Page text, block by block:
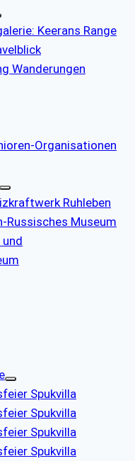
Keerans Range
Wanderungen
Organisationen
Ruhleben
Russisches Museum
Spukvilla
Spukvilla
Spukvilla
Spukvilla